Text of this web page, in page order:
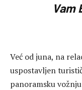
Vam
Već od juna, na
uspostavljen
panoramsku